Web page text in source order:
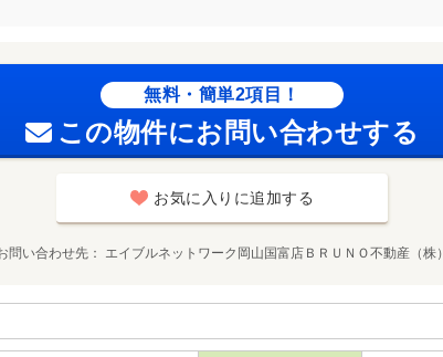
無料・簡単2項目！
この物件にお問い合わせする
お気に入りに追加する
問い合わせ先 エイブルネットワーク岡山国富店ＢＲＵＮＯ不動産（株）